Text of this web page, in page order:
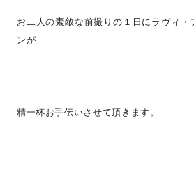
お二人の素敵な前撮りの１日にラヴィ・
ンが
精一杯お手伝いさせて頂きます。